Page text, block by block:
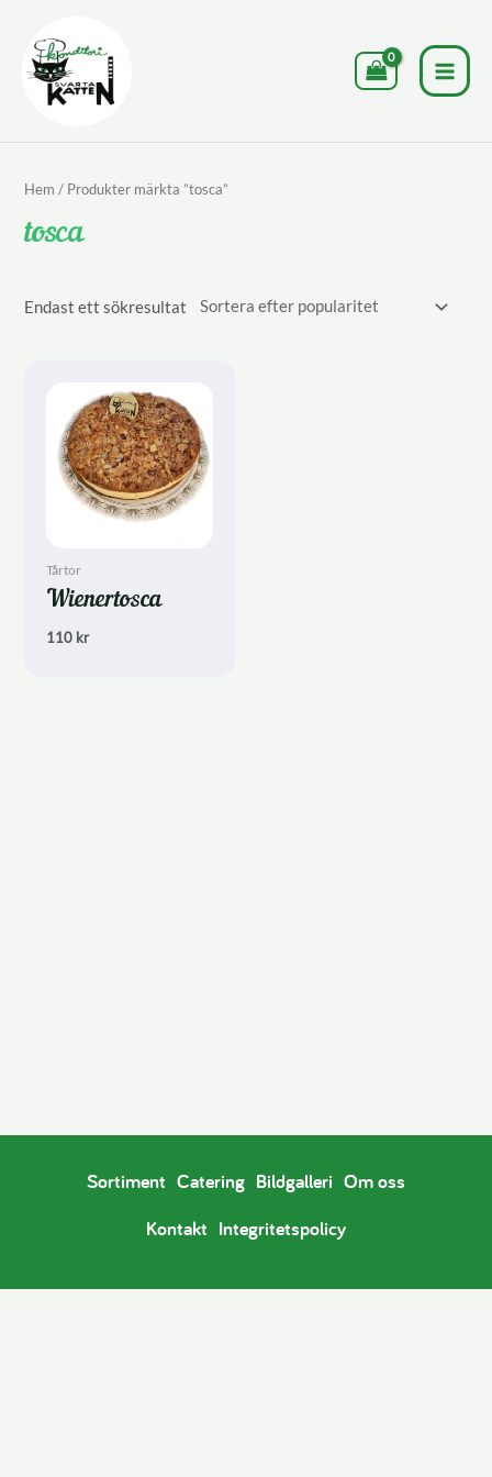
innehåll
Hem / Produkter märkta ”tosca”
tosca
Endast ett sökresultat
Tårtor
Wienertosca
110 kr
Sortiment Catering Bildgalleri Om oss
Kontakt Integritetspolicy